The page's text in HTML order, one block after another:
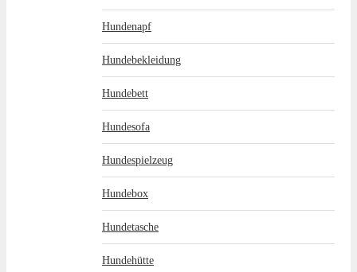
Hundenapf
Hundebekleidung
Hundebett
Hundesofa
Hundespielzeug
Hundebox
Hundetasche
Hundehütte